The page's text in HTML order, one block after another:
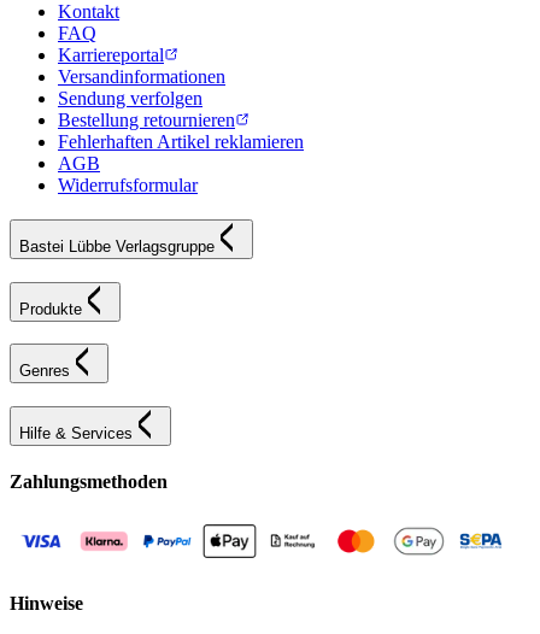
Kontakt
FAQ
Karriereportal
Versandinformationen
Sendung verfolgen
Bestellung retournieren
Fehlerhaften Artikel reklamieren
AGB
Widerrufsformular
Bastei Lübbe Verlagsgruppe
Produkte
Genres
Hilfe & Services
Zahlungsmethoden
Hinweise